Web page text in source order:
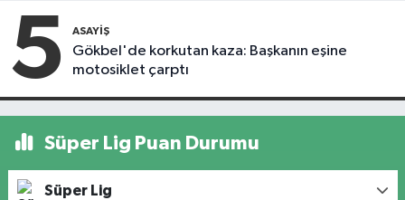
5 ASAYIŞ
Gökbel'de korkutan kaza: Başkanın eşine
motosiklet çarptı
Süper Lig Puan Durumu
Süper Lig